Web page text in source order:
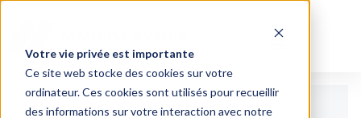
Votre vie privée est importante
Ce site web stocke des cookies sur votre
ordinateur. Ces cookies sont utilisés pour recueillir
des informations sur votre interaction avec notre